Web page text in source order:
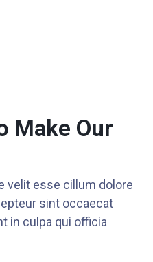
Make Our
velit esse cillum dolore
sint occaecat
in culpa qui officia